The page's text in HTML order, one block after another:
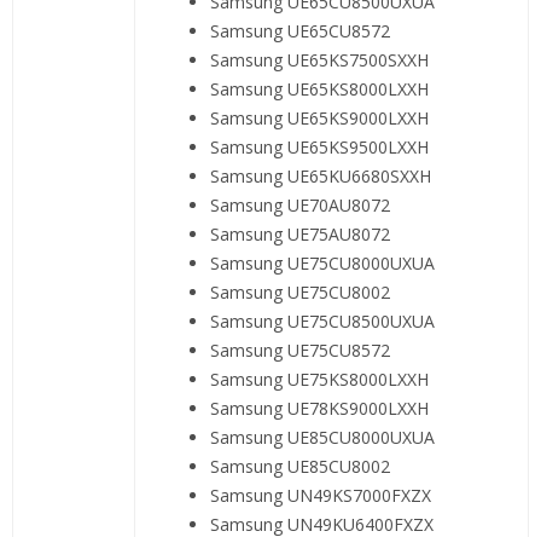
Samsung UE65CU8572
Samsung UE65KS7500SXXH
Samsung UE65KS8000LXXH
Samsung UE65KS9000LXXH
Samsung UE65KS9500LXXH
Samsung UE65KU6680SXXH
Samsung UE70AU8072
Samsung UE75AU8072
Samsung UE75CU8000UXUA
Samsung UE75CU8002
Samsung UE75CU8500UXUA
Samsung UE75CU8572
Samsung UE75KS8000LXXH
Samsung UE78KS9000LXXH
Samsung UE85CU8000UXUA
Samsung UE85CU8002
Samsung UN49KS7000FXZX
Samsung UN49KU6400FXZX